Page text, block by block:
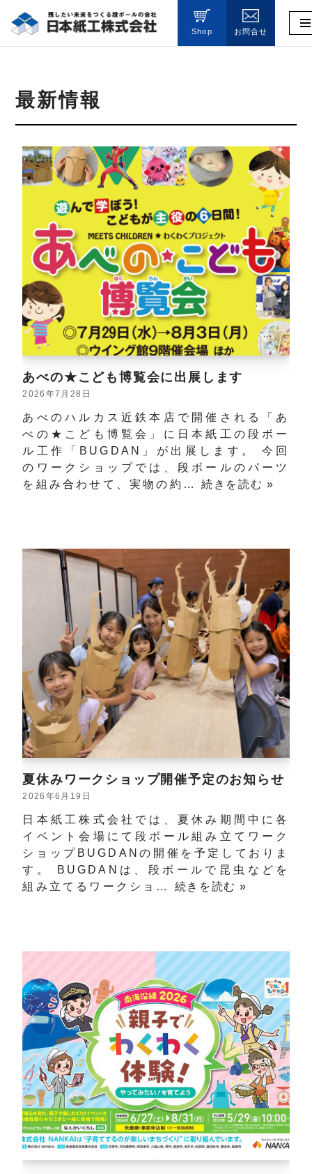
コ
ン
ツ
Shop お問合せ
最新情報
あべの★こども博覧会に出展します
2026年7月28日
あべのハルカス近鉄本店で開催される「あ
べの★こども博覧会」に日本紙工の段ボー
ル工作「BUGDAN」が出展します。 今回
のワークショップでは、段ボールのパーツ
を組み合わせて、実物の約…続きを読む »
夏休みワークショップ開催予定のお知らせ
2026年6月19日
日本紙工株式会社では、夏休み期間中に各
イベント会場にて段ボール組み立てワーク
ショップBUGDANの開催を予定しておりま
す。 BUGDANは、段ボールで昆虫などを
組み立てるワークショ… 続きを読む »